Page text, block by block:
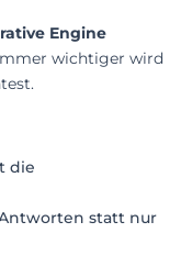
Engine
wichtiger wird
die
statt nur